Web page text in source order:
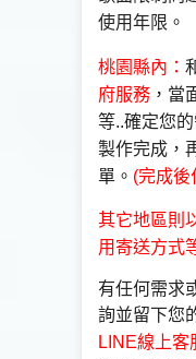
使用年限。
桃園縣內：
府服務 ，當
等..確定您
製作完成 ，
單。 (完成後
其它地區則
用寄送方式
有任何需求
詢並留下您
LINE線上客